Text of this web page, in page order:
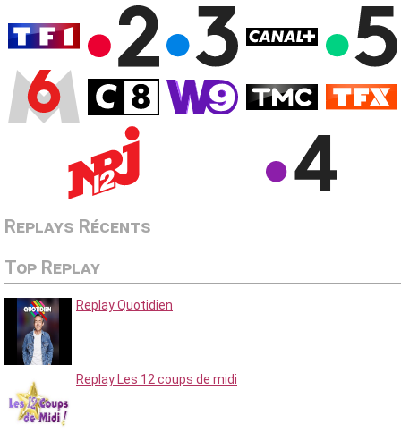
Replays Récents
Top Replay
Replay Quotidien
Replay Les 12 coups de midi